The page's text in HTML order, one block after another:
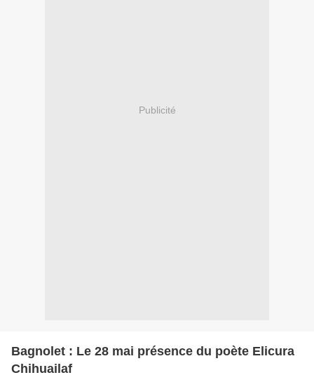
Publicité
Bagnolet : Le 28 mai présence du poète Elicura
Chihuailaf